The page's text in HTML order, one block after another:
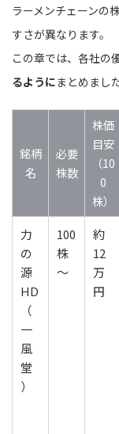
ラーメンチェーンの
すさが異なります。
この章では、各社の
るようにまとめました
銘柄
名
必要
株数
株価
目安
（10
0
株）
力
の
源
HD
（
一
風
堂
）
100
株
～
約
12
万
円